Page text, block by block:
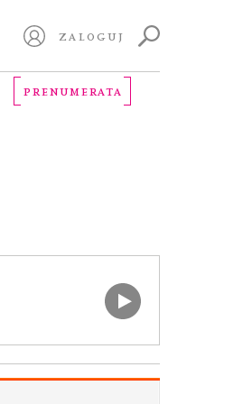
ZALOGUJ
PRENUMERATA